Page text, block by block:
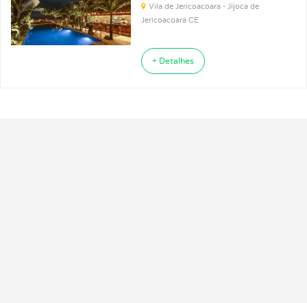
Vila de Jericoacoara - Jijoca de
Jericoacoara CE
+ Detalhes